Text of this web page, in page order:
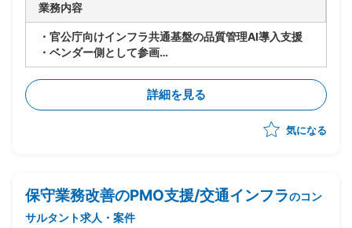
業務内容
・官公庁向けインフラ共通基盤の品質管理AI導入支援
・ベンダー側として参画
・記録管理システム(メインフレーム)のマイグレーショ
ン化に向けてインフラ基盤を構築中
・PJ管理チームの立場で、品質管理面のAI活用を実施
(利用AI：ローカルLLM)
-進捗管理
詳細を見る
気になる
保守業務改善のPMO支援/交通インフラのコン
サルタント求人・案件